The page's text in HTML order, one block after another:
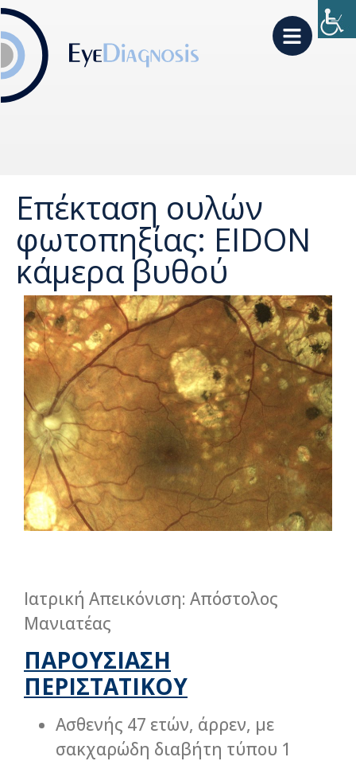
Επέκταση ουλών
φωτοπηξίας: EIDON
κάμερα βυθού
Ιατρική Απεικόνιση: Απόστολος
Μανιατέας
ΠΑΡΟΥΣΙΑΣΗ
ΠΕΡΙΣΤΑΤΙΚΟΥ
Ασθενής 47 ετών, άρρεν, με
σακχαρώδη διαβήτη τύπου 1